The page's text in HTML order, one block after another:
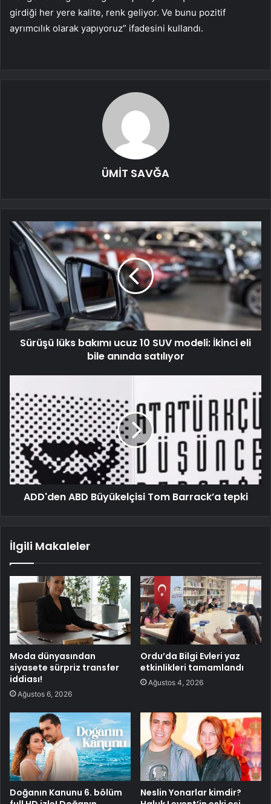
girdiği her yere kalite, renk geliyor. Ve bunu pozitif
ayrımcılık olarak yapıyoruz” ifadesini kullandı.
ÜMİT SAVĞA
Sürüşü lüks bakımı ucuz 10 SUV modeli: İkinci eli
bile anında satılıyor
ADD'den ABD Büyükelçisi Tom Barrack’a tepki
İlgili Makaleler
Moda dünyasından
siyasete sürpriz transfer
iddiası!
Ağustos 6, 2026
Ordu’da Bilgi Evleri yaz
etkinlikleri tamamlandı
Ağustos 4, 2026
Doğanın Kanunu 6. bölüm
Neslin Yonarlar kimdir?